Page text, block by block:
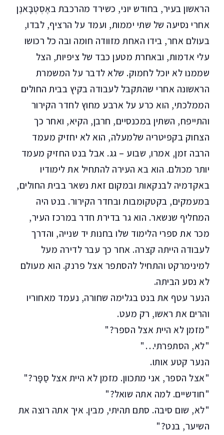
הראשון בעיר, בחודש יוני, כשירד מהרכבת באֶסְטְבָּאנֶן
אחרי נסיעה של שתי יממות, ועמד על הרציף, לבדו,
בעולם אחר, בידו האחת מזוודה חומה ובה כל רכושו
עלי אדמות, ובאחרת מטען כבד של ציפיות, הצל
שממנו לא יוכל לחמוק. שלא לדבר על המשמרת
הראשונה אחרי שהתקבל לעבודה בקיץ בבית החולים
הממלכתי, הוא כרע על ארבע מחוץ לחדר הקירור
והתייפח, השתין במכנסיים, חרבן, הקיא, ואחר כך
הצחוק בקפיטריה שלמעלה, הוא לא יחזיק מעמד
הרבה זמן, אמרו, שבוע – גג. אבל בנט החזיק מעמד
יותר מכולם. הוא בא העירה להתחיל את לימודיו
באקדמיה לבנקאות ובמקום זאת נשאר בבית החולים,
במעמקים, בקטקומבות ובחדר הקירור. בנט היה
המחליף שנשאר. הוא גר בדירת חדר במרכז העיר,
מכר את ספרי הלימוד שלו בחנות יד שנייה, והדרך
לעבודה הייתה קצרה. אחר כך עבר לדירה מעל
למינימרקט והתחיל להסתפר אצל פרנק. הוא מעולם
לא נסע הביתה.
הנער עטף את בנט בגלימה שחורה, נעמד מאחוריו
והרים את ראשו, רק מעט.
"מזמן לא היית אצל הספר?"
"לא, הסתפרתי…"
הנער קטע אותו.
"אצל הספר, אני מתכוון. מזמן לא היית אצל סַפָּר?"
"חודשיים. למה אתה שואל?"
"לא, שום סיבה. סתם תהיתי, מבין. איך אתה רוצה את
השיער, בנט?"